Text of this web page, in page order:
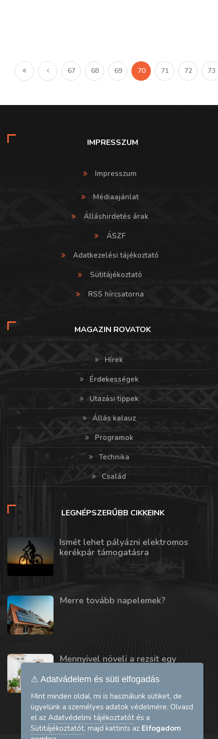
67 68 69 70 71 72 73
IMPRESSZUM
Impresszum
Médiaajánlat
Álláshirdetés árak
ÁSZF
Adatkezelési tájékoztató
Sütitájékoztató
RSS hírcsatorna
MAGAZIN ROVATOK
Hírek
Érdekességek
Utazási tippek
Állás kalauz
Programok
Technika
Család
LEGNÉPSZERŰBB CIKKEINK
Ismét lehet pályázni elektromos
kerékpár támogatásra
Merre tovább napelemek?
Mennyivel növeli a rezsit egy
⚠ Adatvádelem és süti elfogadás
Mint minden oldal, mi is használunk sütiket, de
ügyelünk a személyes adatok védelmére. Olvasd
el az Adatvédelmi tájékoztatót és a
Sütitájékoztatót, majd kattints az Elfogadom